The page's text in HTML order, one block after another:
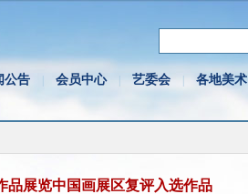
公告 会员中心 艺委会 各地美术
品展览中国画展区复评入选作品